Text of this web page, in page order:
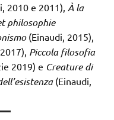
2010 e 2011), À la
philosophie
(Einaudi, 2015),
Piccola filosofia
2019) e Creature di
(Einaudi,